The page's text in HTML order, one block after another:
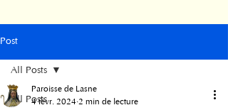
Post
All Posts
All Posts
Paroisse de Lasne
4 févr. 2024 2 min de lecture